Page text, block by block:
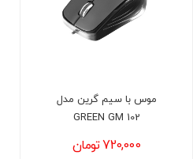
کیبورد و موس بی سیم گرین
مدل GKM-505W
3,400,000 تومان